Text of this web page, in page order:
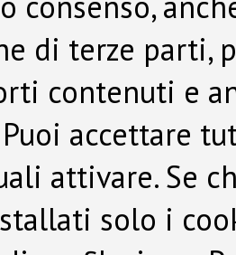
di terze parti,
contenuti e
Puoi accettare
attivare. Se
solo i